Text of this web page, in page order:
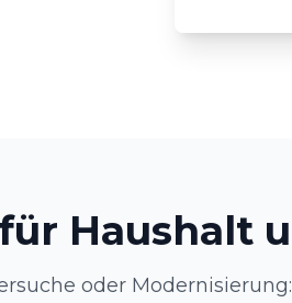
Haushalt
oder